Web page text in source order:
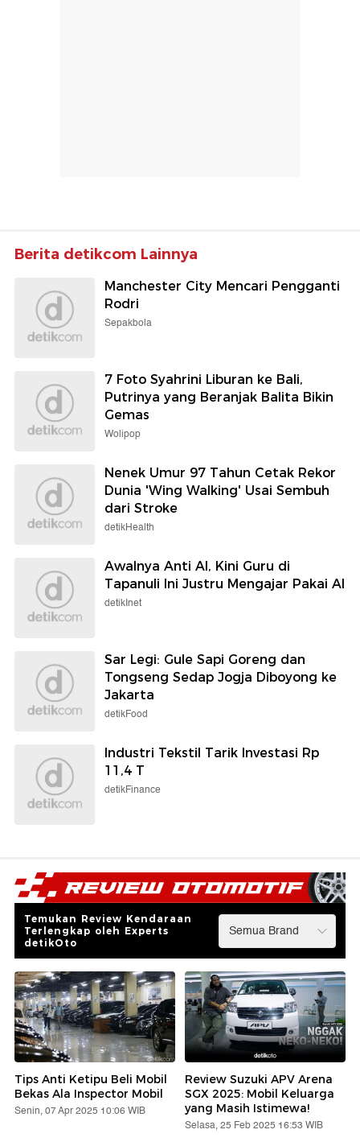
Berita detikcom Lainnya
Manchester City Mencari Pengganti
Rodri
Sepakbola
7 Foto Syahrini Liburan ke Bali,
Putrinya yang Beranjak Balita Bikin
Gemas
Wolipop
Nenek Umur 97 Tahun Cetak Rekor
Dunia 'Wing Walking' Usai Sembuh
dari Stroke
detikHealth
Awalnya Anti AI, Kini Guru di
Tapanuli Ini Justru Mengajar Pakai AI
detikInet
Sar Legi: Gule Sapi Goreng dan
Tongseng Sedap Jogja Diboyong ke
Jakarta
detikFood
Industri Tekstil Tarik Investasi Rp
11,4 T
detikFinance
Temukan Review Kendaraan
Terlengkap oleh Experts
detikOto
Tips Anti Ketipu Beli Mobil
Bekas Ala Inspector Mobil
Senin, 07 Apr 2025 10:06 WIB
Review Suzuki APV Arena
SGX 2025: Mobil Keluarga
yang Masih Istimewa!
Selasa, 25 Feb 2025 16:53 WIB